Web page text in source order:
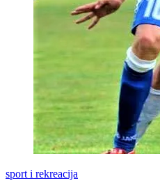
sport i rekreacija